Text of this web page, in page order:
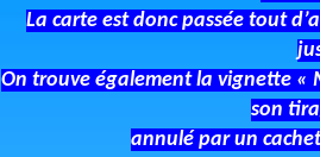
La carte est donc passée tout
On trouve également la vignette «
son
annulé par un